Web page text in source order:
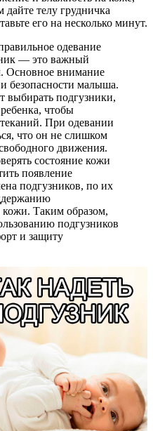
телу грудничка
его на несколько минут.
одевание
— это важный
Основное внимание
безопасности малыша.
выбирать подгузники,
чтобы
При одевании
что он не слишком
движения.
состояние кожи
появление
подгузников, по их
кожи. Таким образом,
подгузников
и защиту